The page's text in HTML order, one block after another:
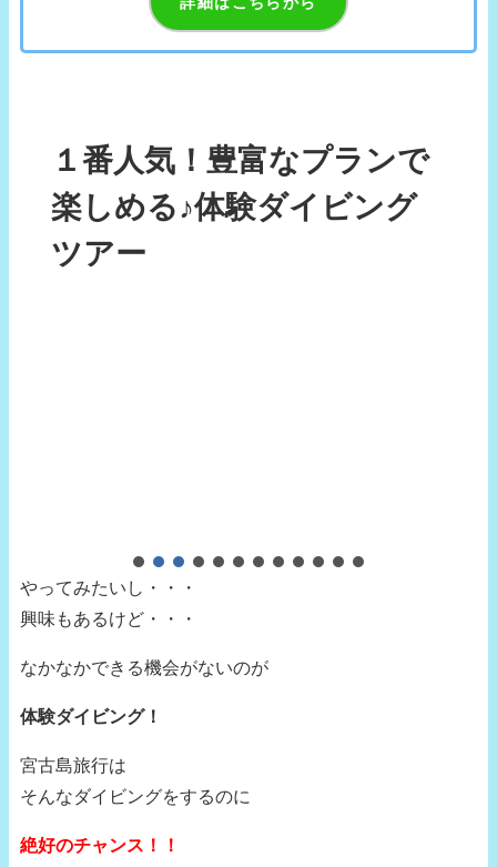
１番人気！豊富なプランで
楽しめる♪体験ダイビング
ツアー
やってみたいし・・・
興味もあるけど・・・
なかなかできる機会がないのが
体験ダイビング！
宮古島旅行は
そんなダイビングをするのに
絶好のチャンス！！